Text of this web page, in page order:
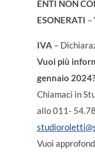
ENTI NON
ESONERATI –
IVA –
Vuoi più
gennaio 2024?
Chiamaci in
allo 011-
Vuoi